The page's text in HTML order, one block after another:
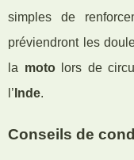
simples de
préviendront les
la motolors de
l’ Inde.
Conseils de